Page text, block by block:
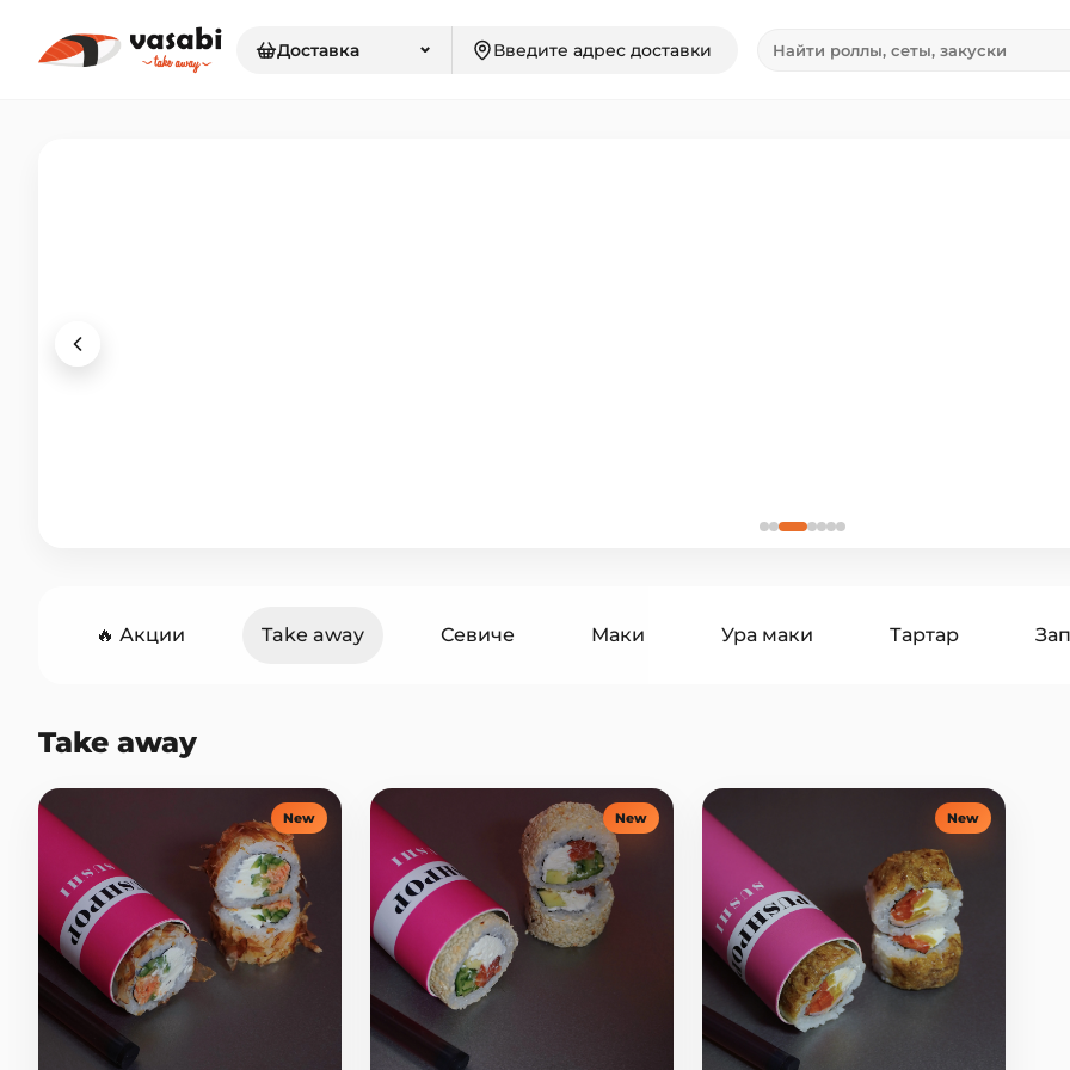
Доставка ⌄
🔥 Акции Take away Севиче Маки Ура маки Тартар
Суши бургеры
Напитки
Take away
New New New